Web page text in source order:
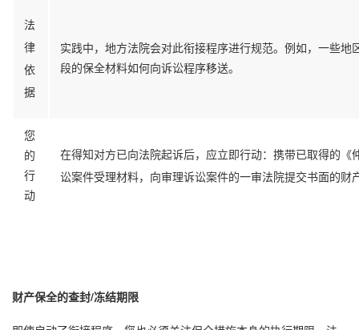
法
律
依
据
实践中，地方法院会对此衔接程序进行规范。例如，一些
段的保全材料如何向诉讼程序移送。
您
的
行
动
在得知对方已向法院起诉后，应立即行动：携带已取得的
讼案件受理材料，向审理诉讼案件的一审法院提交书面的
财产保全的查封/冻结期限